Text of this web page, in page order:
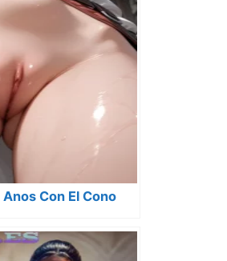
Con El Cono